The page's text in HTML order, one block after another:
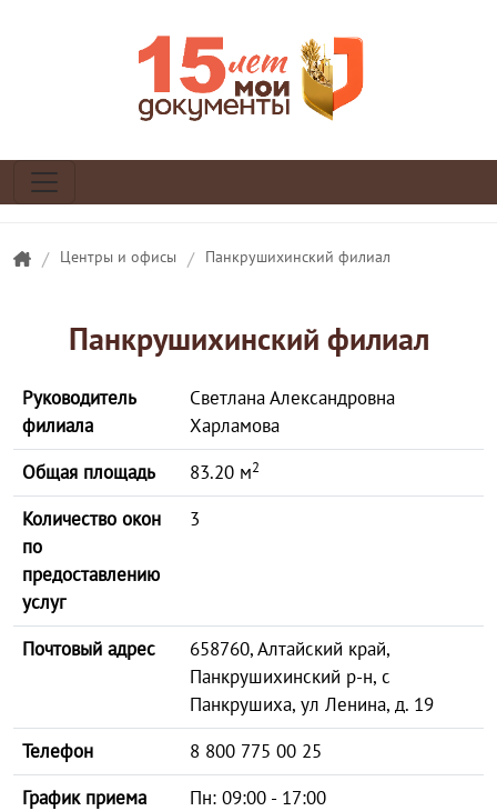
/ Центры и офисы / Панкрушихинский филиал
Панкрушихинский филиал
Руководитель
филиала
Светлана Александровна
Харламова
Общая площадь
83.20 м2
Количество окон
по
предоставлению
услуг
3
Почтовый адрес
658760, Алтайский край,
Панкрушихинский р-н, с
Панкрушиха, ул Ленина, д. 19
Телефон
8 800 775 00 25
График приема
Пн: 09:00 - 17:00